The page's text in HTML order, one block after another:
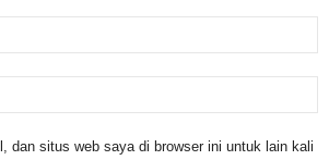
dan situs web saya di browser ini untuk lain kali